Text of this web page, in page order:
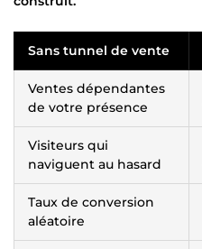
Sans tunnel de vente
Ventes dépendantes
de votre présence
Visiteurs qui
naviguent au hasard
Taux de conversion
aléatoire